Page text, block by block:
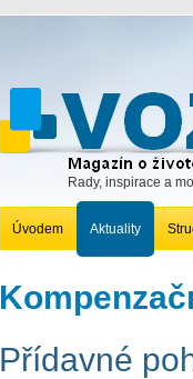
Rady, inspirace a
Úvodem Aktuality
Přídavné